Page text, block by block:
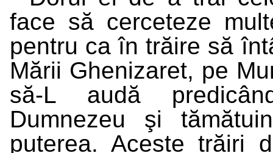
face să cerceteze
pentru ca în trăire să
Mării Ghenizaret, pe
să-L audă
Dumnezeu şi
puterea. Aceste trăiri